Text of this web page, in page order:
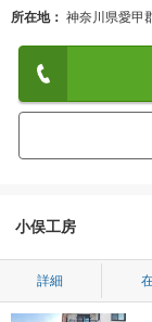
所在地
神奈川県愛甲
小俣工房
詳細